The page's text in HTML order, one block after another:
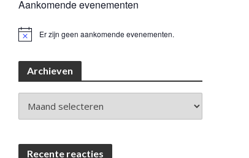
Aankomende evenementen
B
t
Er zijn geen aankomende evenementen.
Archieven
Recente reacties